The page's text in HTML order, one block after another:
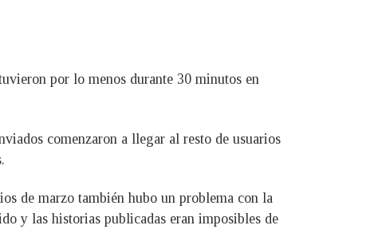
por lo menos durante 30 minutos en
comenzaron a llegar al resto de usuarios
de marzo también hubo un problema con la
y las historias publicadas eran imposibles de